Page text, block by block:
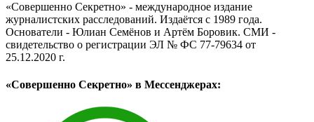
«Совершенно Секретно» - международное издание
журналистских расследований. Издаётся с 1989 года.
Основатели - Юлиан Семёнов и Артём Боровик. CМИ -
свидетельство о регистрации ЭЛ № ФС 77-79634 от
25.12.2020 г.
«Совершенно Секретно» в Мессенджерах: